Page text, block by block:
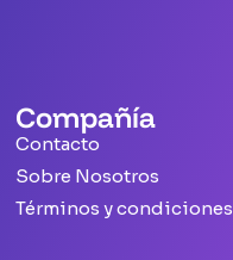
Compañía
Contacto
Sobre Nosotros
Términos y condiciones